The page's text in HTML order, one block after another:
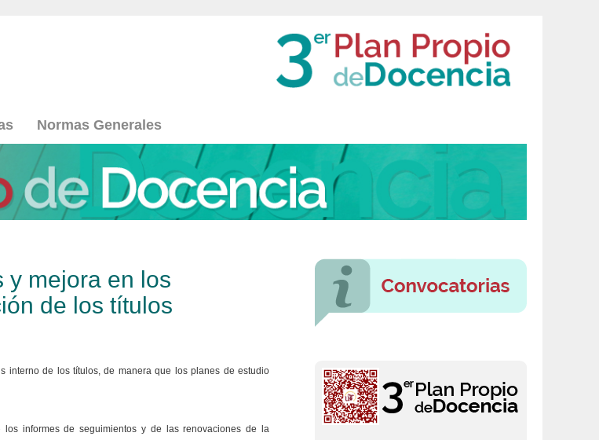
Normas Generales
y mejora en los
de los títulos
interno de los títulos, de manera que los planes de estudio
informes de seguimientos y de las renovaciones de la